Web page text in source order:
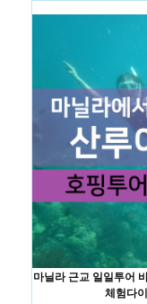
마닐라 근교 일일투어
체험다